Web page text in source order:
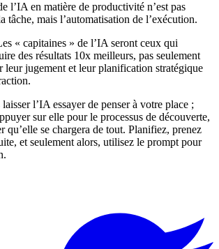
l’IA en matière de productivité n’est pas
tâche, mais l’automatisation de l’exécution.
« capitaines » de l’IA seront ceux qui
des résultats 10x meilleurs, pas seulement
leur jugement et leur planification stratégique
l’IA essayer de penser à votre place ;
sur elle pour le processus de découverte,
qu’elle se chargera de tout. Planifiez, prenez
et seulement alors, utilisez le prompt pour